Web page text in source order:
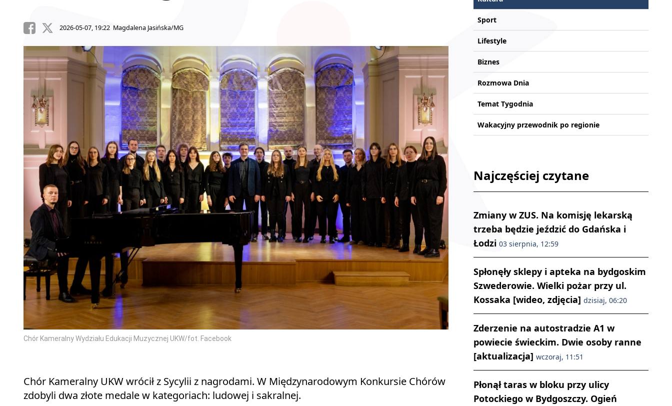
2026-05-07, 19:22 Magdalena Jasińska/MG
Chór Kameralny Wydziału Edukacji Muzycznej UKW/fot. Facebook
Chór Kameralny UKW wrócił z Sycylii z nagrodami. W Międzynarodowym Konkursie Chórów
zdobyli dwa złote medale w kategoriach: ludowej i sakralnej.
Sport
Lifestyle
Biznes
Rozmowa Dnia
Temat Tygodnia
Wakacyjny przewodnik po regionie
Najczęściej czytane
Zmiany w ZUS. Na komisję lekarską
trzeba będzie jeździć do Gdańska i
Łodzi 03 sierpnia, 12:59
Spłonęły sklepy i apteka na bydgoskim
Szwederowie. Wielki pożar przy ul.
Kossaka [wideo, zdjęcia] dzisiaj, 06:20
Zderzenie na autostradzie A1 w
powiecie świeckim. Dwie osoby ranne
[aktualizacja] wczoraj, 11:51
Płonął taras w bloku przy ulicy
Potockiego w Bydgoszczy. Ogień